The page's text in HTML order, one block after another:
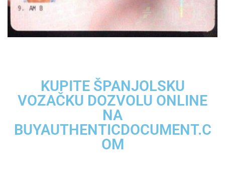
KUPITE ŠPANJOLSKU
VOZAČKU DOZVOLU ONLINE
NA
BUYAUTHENTICDOCUMENT.C
OM